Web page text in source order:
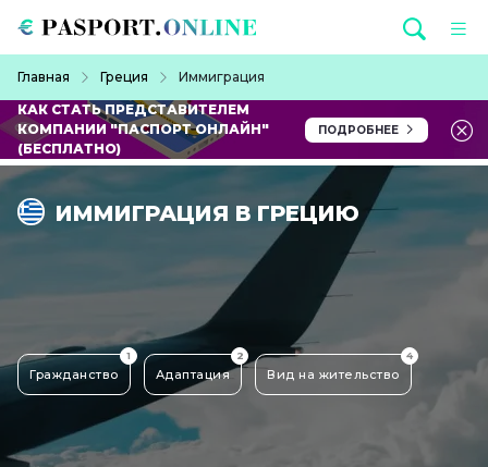
Главная Греция
Иммиграция
КАК СТАТЬ ПРЕДСТАВИТЕЛЕМ
КОМПАНИИ "ПАСПОРТ ОНЛАЙН"
(БЕСПЛАТНО)
ПОДРОБНЕЕ
ИММИГРАЦИЯ В ГРЕЦИЮ
Гражданство
1
Адаптация
2
Вид на жительство
4